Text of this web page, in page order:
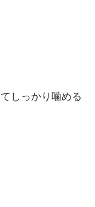
しっかり噛める